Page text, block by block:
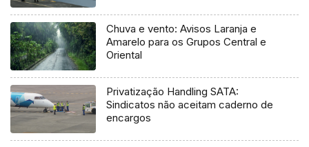
Chuva e vento: Avisos Laranja e
Amarelo para os Grupos Central e
Oriental
Privatização Handling SATA:
Sindicatos não aceitam caderno de
encargos